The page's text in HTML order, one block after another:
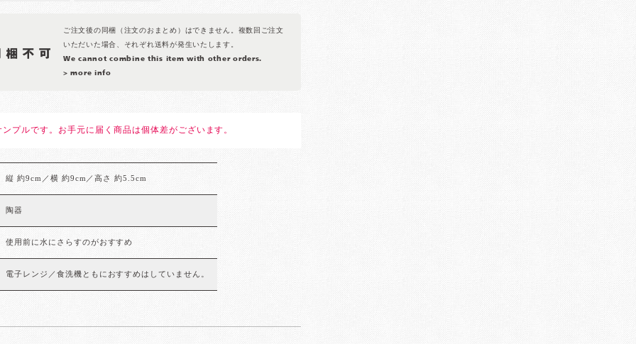
ご注文後の同梱（注文のおまとめ）はできません。複数回ご注文
いただいた場合、それぞれ送料が発生いたします。
We cannot combine this item with other orders.
> more info
プルです。お手元に届く商品は個体差がございます。
縦 約9cm／横 約9cm／高さ 約5.5cm
陶器
使用前に水にさらすのがおすすめ
電子レンジ／食洗機ともにおすすめはしていません。